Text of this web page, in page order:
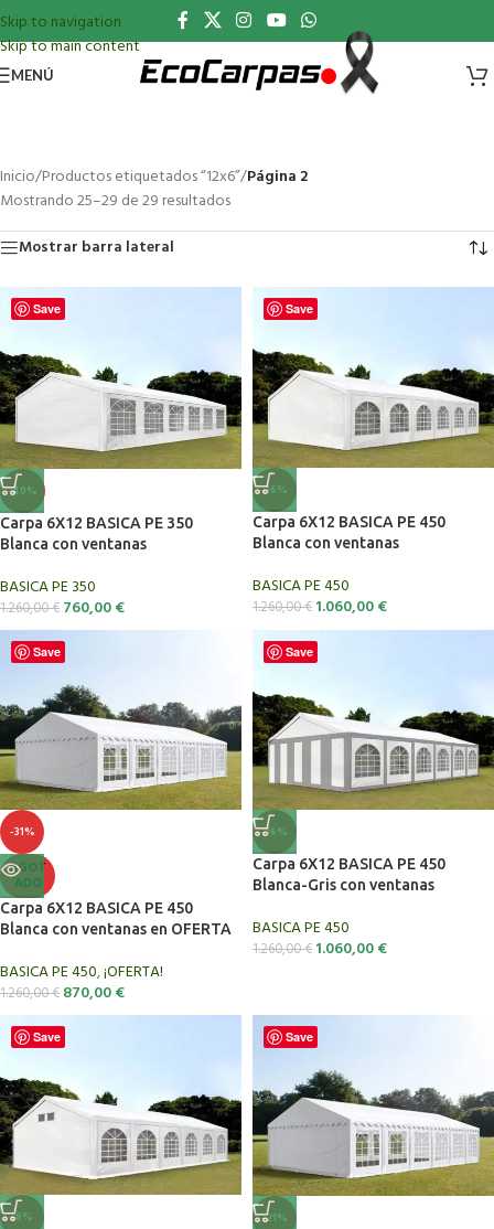
Skip to navigation
Skip to main content
MENÚ
Inicio/Productos etiquetados “12x6”/Página 2
Mostrando 25–29 de 29 resultados
Mostrar barra lateral
Save
-40%
Carpa 6X12 BASICA PE 350
Blanca con ventanas
BASICA PE 350
1.260,00€ 760,00€
Save
-16%
Carpa 6X12 BASICA PE 450
Blanca con ventanas
BASICA PE 450
1.260,00€ 1.060,00€
Save
-31%
AGOT
ADO
Carpa 6X12 BASICA PE 450
Blanca con ventanas en OFERTA
BASICA PE 450,¡OFERTA!
1.260,00€ 870,00€
Save
-16%
Carpa 6X12 BASICA PE 450
Blanca-Gris con ventanas
BASICA PE 450
1.260,00€ 1.060,00€
Save
-8%
Save
-21%